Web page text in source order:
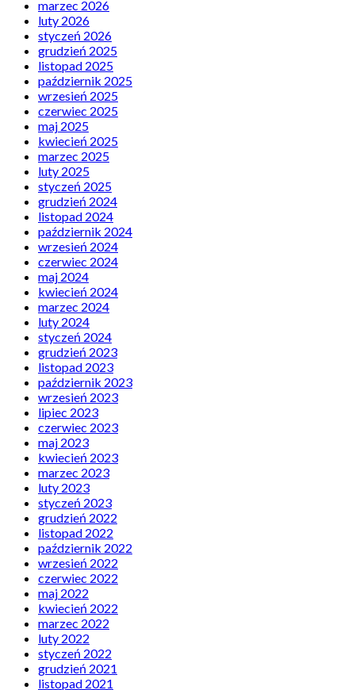
marzec 2026
luty 2026
styczeń 2026
grudzień 2025
listopad 2025
październik 2025
wrzesień 2025
czerwiec 2025
maj 2025
kwiecień 2025
marzec 2025
luty 2025
styczeń 2025
grudzień 2024
listopad 2024
październik 2024
wrzesień 2024
czerwiec 2024
maj 2024
kwiecień 2024
marzec 2024
luty 2024
styczeń 2024
grudzień 2023
listopad 2023
październik 2023
wrzesień 2023
lipiec 2023
czerwiec 2023
maj 2023
kwiecień 2023
marzec 2023
luty 2023
styczeń 2023
grudzień 2022
listopad 2022
październik 2022
wrzesień 2022
czerwiec 2022
maj 2022
kwiecień 2022
marzec 2022
luty 2022
styczeń 2022
grudzień 2021
listopad 2021